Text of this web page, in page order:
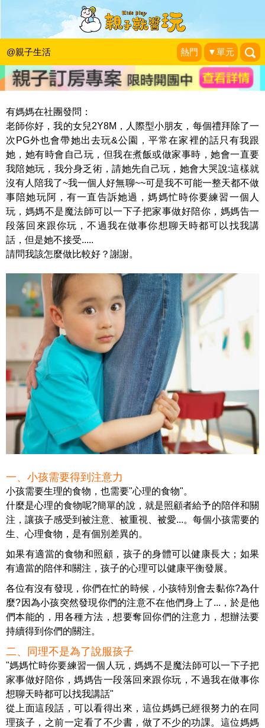
@親子生活 熱門 ▼單元
大樹叔叔的教養課：孩子喜歡在大人忙
的時候黏人怎麼辦?
大樹叔叔到府育兒諮詢|2014-09-27
有媽媽在社團發問：
老師你好，我的女兒2Y8M，人際型小朋友，每個禮拜除了一
次PG外也會帶她出去玩&公園，平常在家裡的話只有我跟
她，她有時會自己玩，但我在煮飯或做家事時，她會一直要
我陪她玩，我分身乏術，請她先自己玩，她會大哭說:這樣就
沒有人陪我了~我一個人好無聊~~可是我不可能一整天都不做
事陪她玩阿，有一直告訴她過，媽媽忙時你要練習一個人
玩，媽媽不是魔法師可以一下子把家事做好陪你，媽媽告一
段落回來跟你玩，不過我在做事你想聊天時都可以找我講
話，但是她不接受.....
請問我該怎麼做比較好？謝謝。
一、小孩需要得到注意力
小孩需要生理的食物，也需要"心理的食物"。
什麼是心理的食物呢?簡單的說，就是照顧者給予的陪伴和關
注，讓孩子感受到被注意、被重視、被愛...。每個小孩需要的
生、心理食物，是有個別差異的。
如果有適當的食物和照顧，孩子的身體可以健康長大；如果
有適當的陪伴和關注，孩子的心理可以健康平衡發展。
各位有沒有發現，你們在忙的時候，小孩特別會去黏你?為什
麼?因為小孩突然發現你們的注意不在他們身上了...，於是他
們本能的，用各種方法，想要奪回你們的注意力，想辦法要
持續得到你們的關注。
二、同理不是為了說服孩子
"媽媽忙時你要練習一個人玩，媽媽不是魔法師可以一下子把
家事做好陪你，媽媽告一段落回來跟你玩，不過我在做事你
想聊天時都可以找我講話"
從上面這段話，可以看得出來，這位媽媽已經很努力的在同
理孩子，之前一定看了不少書，做了不少的功課。這位媽媽